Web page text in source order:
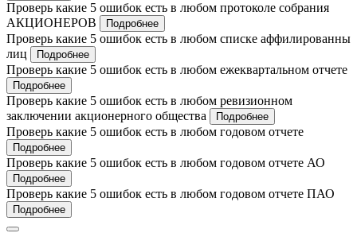
Проверь какие 5 ошибок есть в любом протоколе собрания
АКЦИОНЕРОВ
Подробнее
Проверь какие 5 ошибок есть в любом списке аффилированны
лиц
Подробнее
Проверь какие 5 ошибок есть в любом ежеквартальном отчете
Подробнее
Проверь какие 5 ошибок есть в любом ревизионном
заключении акционерного общества
Подробнее
Проверь какие 5 ошибок есть в любом годовом отчете
Подробнее
Проверь какие 5 ошибок есть в любом годовом отчете АО
Подробнее
Проверь какие 5 ошибок есть в любом годовом отчете ПАО
Подробнее